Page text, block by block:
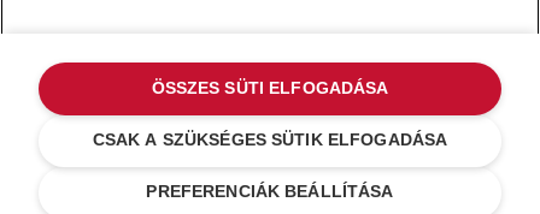
©2022 Minden jog fenntartva. A KitchenAid és a robotgép kialakítása az
USA-ban és máshol bejegyzett védjegyek .Adatvédelmi nyilatkozat
Sütik.További országok
PREFERENCIÁK BEÁLLÍTÁSA
CSAK A SZÜKSÉGES SÜTIK ELFOGADÁSA
ÖSSZES SÜTI ELFOGADÁSA